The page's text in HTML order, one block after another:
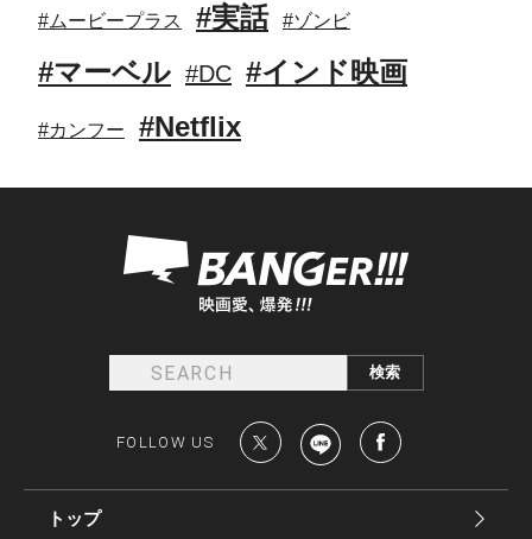
#ムービープラス #実話 #ゾンビ
#マーベル #DC #インド映画
#カンフー #Netflix
FOLLOW US
トップ